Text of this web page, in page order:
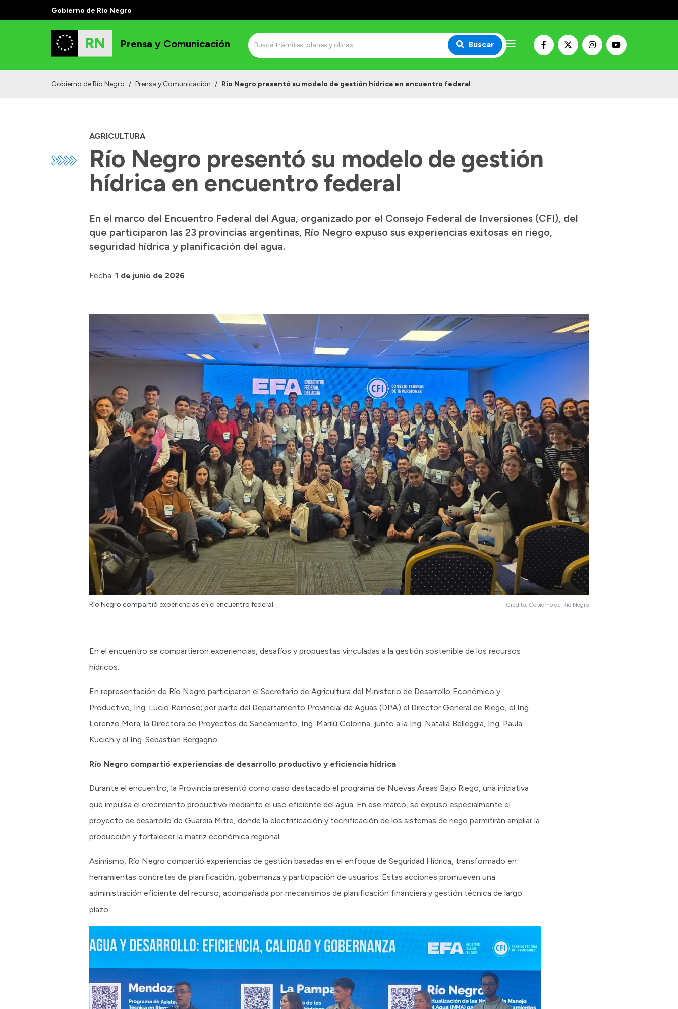
Gobierno de Río Negro
Prensa y Comunicación Buscar
Gobierno de Río Negro / Prensa y Comunicación / Río Negro presentó su modelo de gestión hídrica en encuentro federal
AGRICULTURA
Río Negro presentó su modelo de gestión
hídrica en encuentro federal
En el marco del Encuentro Federal del Agua, organizado por el Consejo Federal de Inversiones (CFI), del
que participaron las 23 provincias argentinas, Río Negro expuso sus experiencias exitosas en riego,
seguridad hídrica y planificación del agua.
Fecha: 1 de junio de 2026
Río Negro compartió experiencias en el encuentro federal. Crédito: Gobierno de Río Negro
En el encuentro se compartieron experiencias, desafíos y propuestas vinculadas a la gestión sostenible de los recursos
hídricos.
En representación de Río Negro participaron el Secretario de Agricultura del Ministerio de Desarrollo Económico y
Productivo, Ing. Lucio Reinoso; por parte del Departamento Provincial de Aguas (DPA) el Director General de Riego, el Ing.
Lorenzo Mora; la Directora de Proyectos de Saneamiento, Ing. Marilú Colonna, junto a la Ing. Natalia Belleggia, Ing. Paula
Kucich y el Ing. Sebastian Bergagno.
Río Negro compartió experiencias de desarrollo productivo y eficiencia hídrica
Durante el encuentro, la Provincia presentó como caso destacado el programa de Nuevas Áreas Bajo Riego, una iniciativa
que impulsa el crecimiento productivo mediante el uso eficiente del agua. En ese marco, se expuso especialmente el
proyecto de desarrollo de Guardia Mitre, donde la electrificación y tecnificación de los sistemas de riego permitirán ampliar la
producción y fortalecer la matriz económica regional.
Asimismo, Río Negro compartió experiencias de gestión basadas en el enfoque de Seguridad Hídrica, transformado en
herramientas concretas de planificación, gobernanza y participación de usuarios. Estas acciones promueven una
administración eficiente del recurso, acompañada por mecanismos de planificación financiera y gestión técnica de largo
plazo.